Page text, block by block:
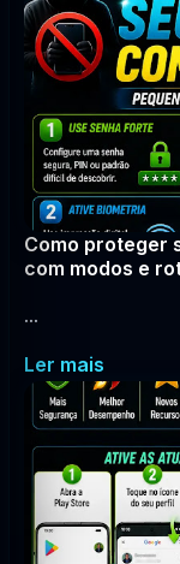
Como proteger
com modos e
...
Ler mais